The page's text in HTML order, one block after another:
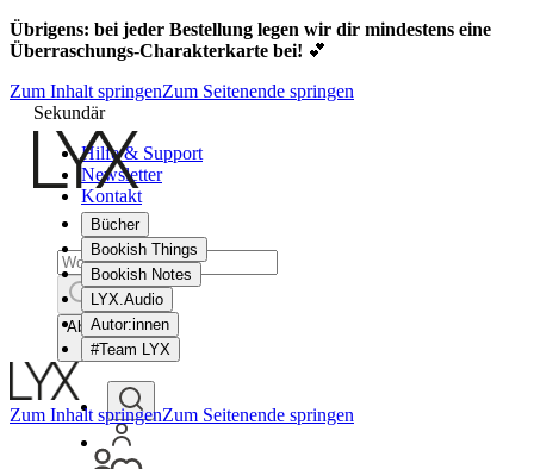
Übrigens: bei jeder Bestellung legen wir dir mindestens eine
Überraschungs-Charakterkarte bei! 💕
Zum Inhalt springenZum Seitenende springen
Sekundär
Hilfe & Support
Newsletter
Kontakt
Bücher
Bookish Things
Bookish Notes
LYX.Audio
Autor:innen
#Team LYX
Abbrechen
Zum Inhalt springenZum Seitenende springen